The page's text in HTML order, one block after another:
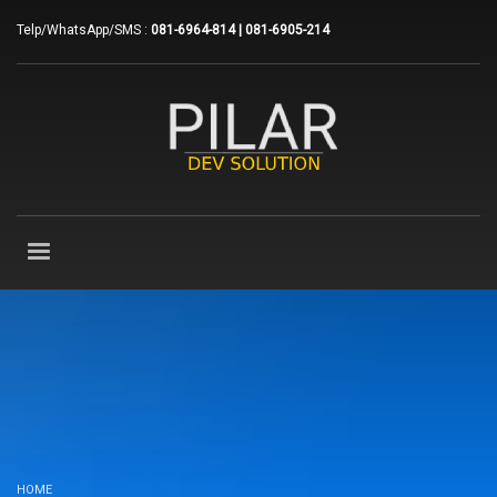
Telp/WhatsApp/SMS : 081-6964-814 | 081-6905-214
HOME